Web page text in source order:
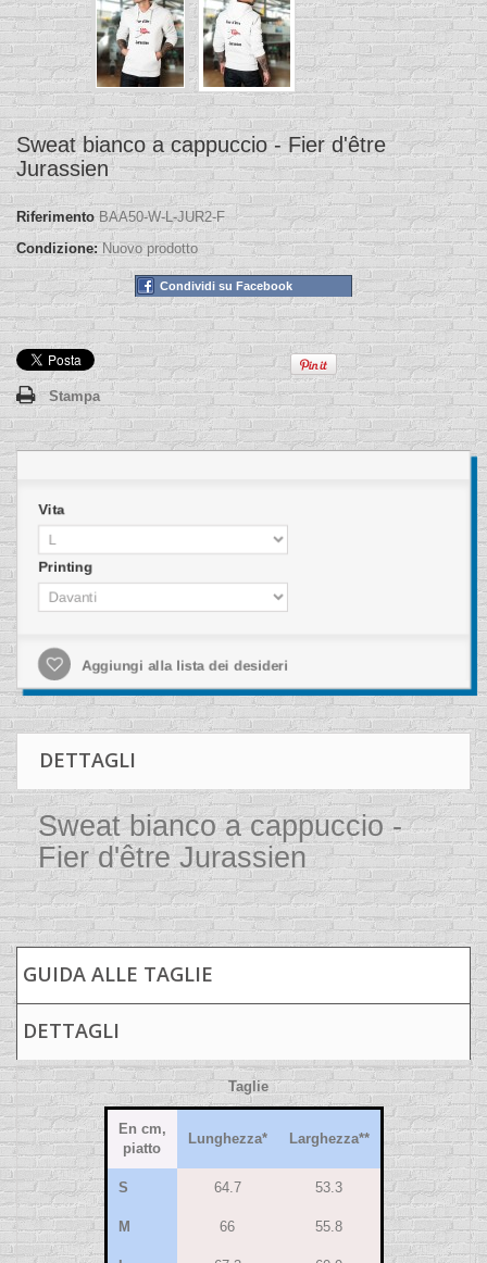
Sweat bianco a cappuccio - Fier d'être
Jurassien
Riferimento BAA50-W-L-JUR2-F
Condizione: Nuovo prodotto
Condividi su Facebook
Stampa
Vita
Printing
Aggiungi alla lista dei desideri
DETTAGLI
Sweat bianco a cappuccio -
Fier d'être Jurassien
GUIDA ALLE TAGLIE
DETTAGLI
Taglie
En cm,
piatto
Lunghezza* Larghezza**
S 64.7 53.3
M 66 55.8